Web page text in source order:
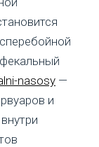
nasosy —
и